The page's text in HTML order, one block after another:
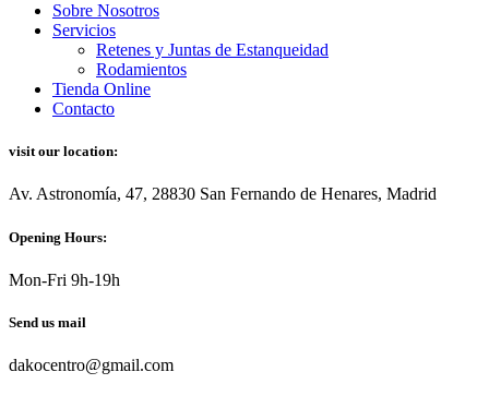
Sobre Nosotros
Servicios
Retenes y Juntas de Estanqueidad
Rodamientos
Tienda Online
Contacto
visit our location:
Av. Astronomía, 47, 28830 San Fernando de Henares, Madrid
Opening Hours:
Mon-Fri 9h-19h
Send us mail
dakocentro@gmail.com